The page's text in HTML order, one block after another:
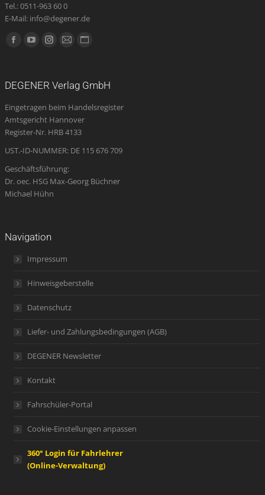
Tel.: 0511-963 60 0
E-Mail: info@degener.de
Finden Sie uns auf:
Facebook
new
window
YouTube
new
window
Instagram
new
window
E-
opens
in
new
Website
new
DEGENER Verlag GmbH
Eingetragen beim Handelsregister
Amtsgericht Hannover
Register-Nr. HRB 4133
UST.-ID-NUMMER: DE 115 676 709
Geschäftsführung:
Dr. oec. HSG Max-Georg Büchner
Michael Hühn
Navigation
Impressum
Hinweisgeberstelle
Datenschutz
Liefer- und Zahlungsbedingungen (AGB)
DEGENER Newsletter
Kontakt
Fahrschüler-Portal
Cookie-Einstellungen anpassen
360° Login für Fahrlehrer
(Online-Verwaltung)